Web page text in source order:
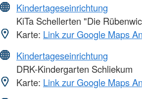
Kindertageseinrichtung
KiTa Schellerten "Die
Karte: Link zur Google Maps
Kindertageseinrichtung
DRK-Kindergarten Schliekum
Karte: Link zur Google Maps